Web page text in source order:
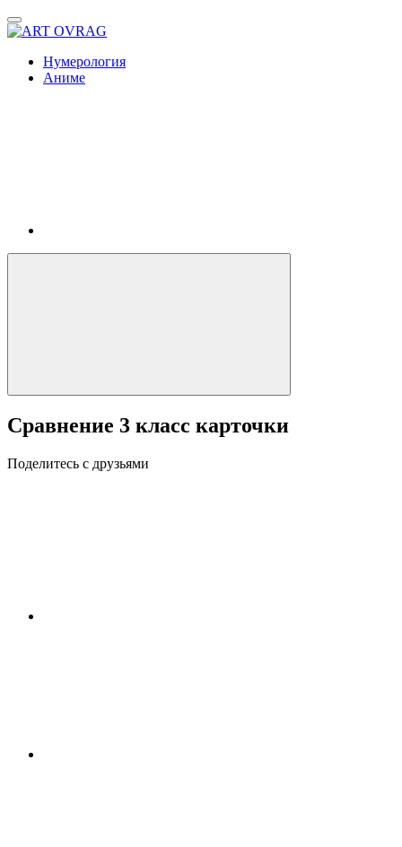
Нумерология
Аниме
Сравнение 3 класс карточки
Поделитесь с друзьями